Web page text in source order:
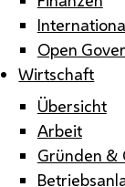
Open
Wirtschaft
Übersicht
Arbeit
Gründen &